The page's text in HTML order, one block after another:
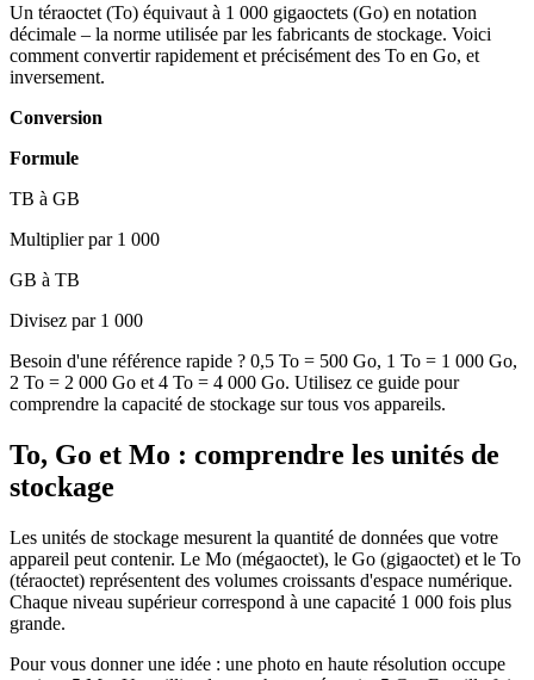
Un téraoctet (To) équivaut à 1 000 gigaoctets (Go) en notation
décimale – la norme utilisée par les fabricants de stockage. Voici
comment convertir rapidement et précisément des To en Go, et
inversement.
Conversion
Formule
TB à GB
Multiplier par 1 000
GB à TB
Divisez par 1 000
Besoin d'une référence rapide ? 0,5 To = 500 Go, 1 To = 1 000 Go,
2 To = 2 000 Go et 4 To = 4 000 Go. Utilisez ce guide pour
comprendre la capacité de stockage sur tous vos appareils.
To, Go et Mo : comprendre les unités de
stockage
Les unités de stockage mesurent la quantité de données que votre
appareil peut contenir. Le Mo (mégaoctet), le Go (gigaoctet) et le To
(téraoctet) représentent des volumes croissants d'espace numérique.
Chaque niveau supérieur correspond à une capacité 1 000 fois plus
grande.
Pour vous donner une idée : une photo en haute résolution occupe